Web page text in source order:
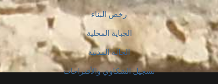
رخص البناء
الجباية المحلية
الحالة المدنية
تسجيل الشكاوي والأقتراحات